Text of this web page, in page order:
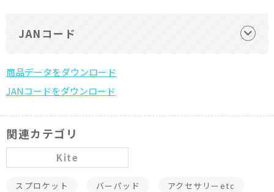
JANコード
関連カテゴリ
Kite
スプロケット バーパッド アクセサリーetc